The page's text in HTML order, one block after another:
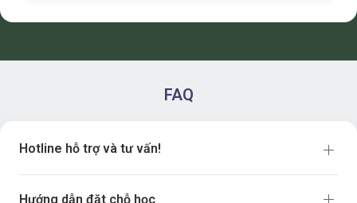
FAQ
Hotline hỗ trợ và tư vấn!
Hướng dẫn đặt chỗ học